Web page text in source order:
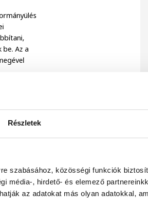
Részletek
szabásához, közösségi funkciók
média-, hirdető- és elemező
az adatokat más olyan adatokkal,
Az a